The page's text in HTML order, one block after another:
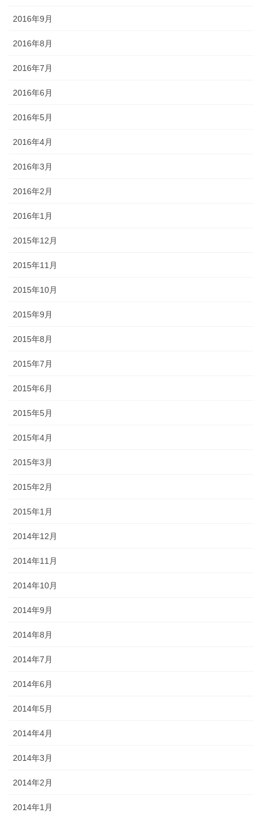
2016年9月
2016年8月
2016年7月
2016年6月
2016年5月
2016年4月
2016年3月
2016年2月
2016年1月
2015年12月
2015年11月
2015年10月
2015年9月
2015年8月
2015年7月
2015年6月
2015年5月
2015年4月
2015年3月
2015年2月
2015年1月
2014年12月
2014年11月
2014年10月
2014年9月
2014年8月
2014年7月
2014年6月
2014年5月
2014年4月
2014年3月
2014年2月
2014年1月